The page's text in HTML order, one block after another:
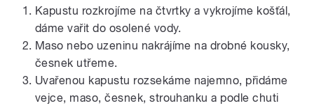
Kapustu rozkrojíme na čtvrtky a vykrojíme košťál,
dáme vařit do osolené vody.
Maso nebo uzeninu nakrájíme na drobné kousky,
česnek utřeme.
Uvařenou kapustu rozsekáme najemno, přidáme
vejce, maso, česnek, strouhanku a podle chuti